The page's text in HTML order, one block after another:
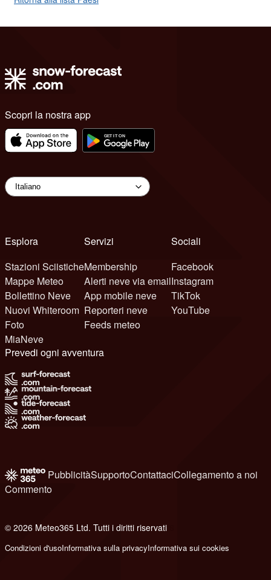
Scopri la nostra app
Esplora
Stazioni Sciistiche
Mappe Meteo
Bollettino Neve
Nuovi Whiteroom
Foto
MiaNeve
Servizi
Membership
Alerti neve via email
App mobile neve
Reporteri neve
Feeds meteo
Sociali
Facebook
Instagram
TikTok
YouTube
Prevedi ogni avventura
PubblicitàSupportoContattaciCollegamento a noi
Commento
© 2026 Meteo365 Ltd. Tutti i diritti riservati
Condizioni d'usoInformativa sulla privacyInformativa sui cookies